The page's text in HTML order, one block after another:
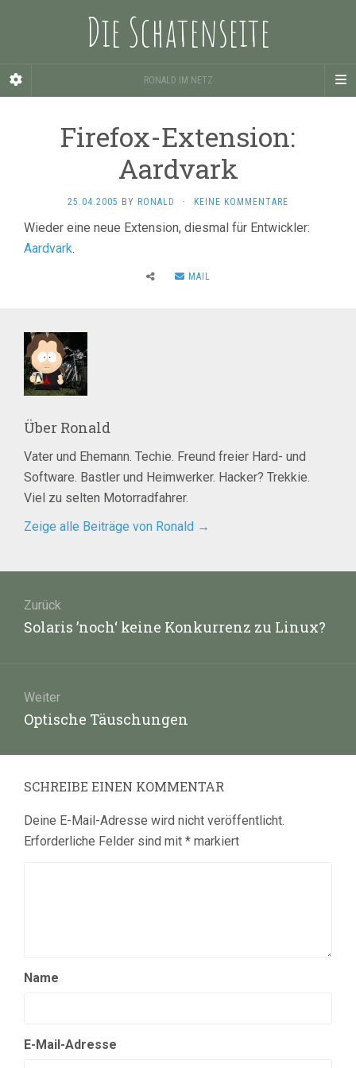
Die Schatenseite
RONALD IM NETZ
Firefox-Extension:
Aardvark
25.04.2005 BY RONALD · KEINE KOMMENTARE
Wieder eine neue Extension, diesmal für Entwickler:
Aardvark.
MAIL
Über Ronald
Vater und Ehemann. Techie. Freund freier Hard- und
Software. Bastler und Heimwerker. Hacker? Trekkie.
Viel zu selten Motorradfahrer.
Zeige alle Beiträge von Ronald →
Zurück
Vorheriger
Solaris ’noch‘ keine Konkurrenz zu Linux?
Weiter
Nächster
Optische Täuschungen
SCHREIBE EINEN KOMMENTAR
Deine E-Mail-Adresse wird nicht veröffentlicht.
Erforderliche Felder sind mit * markiert
Name
E-Mail-Adresse